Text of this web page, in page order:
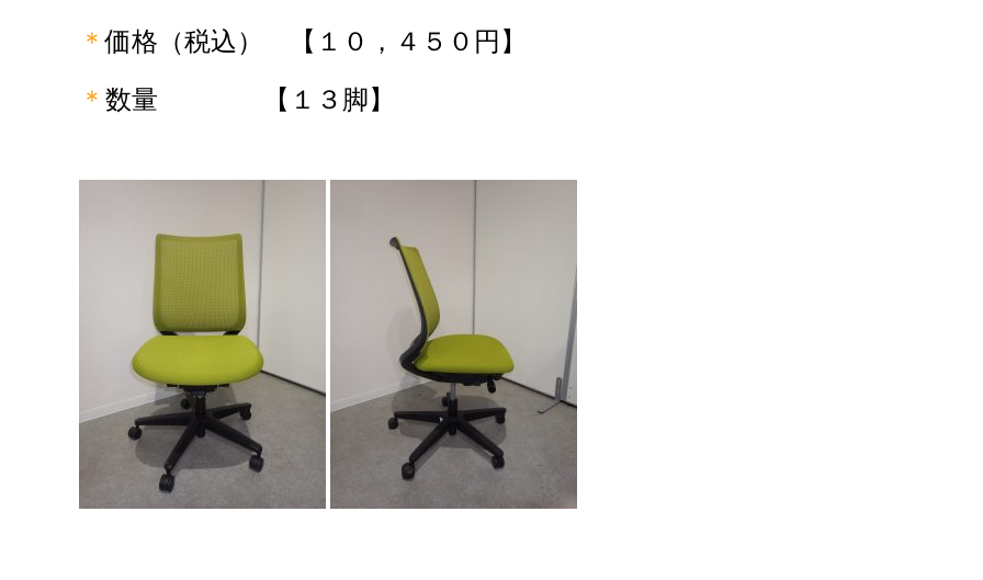
＊価格（税込） 【１０，４５０円】
＊ 数量 【１３脚】